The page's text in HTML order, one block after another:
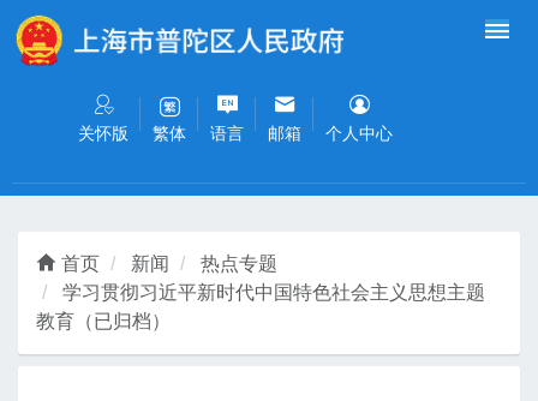
无障碍操作说明
关怀版 繁体 语言 邮箱 个人中心
首页 新闻
热点专题
学习贯彻习近平新时代中国特色社会主义思想主题
教育（已归档）